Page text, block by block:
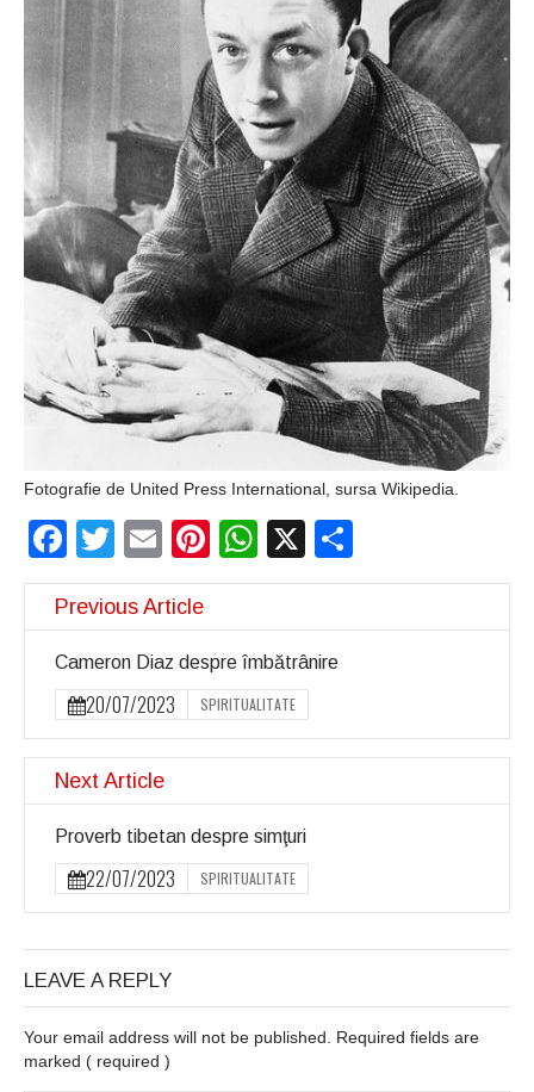
Fotografie de United Press International, sursa Wikipedia.
Facebook
Twitter
EmailPinterest
WhatsApp
X
Previous Article
Cameron Diaz despre îmbătrânire
20/07/2023 SPIRITUALITATE
Next Article
Proverb tibetan despre simţuri
22/07/2023 SPIRITUALITATE
LEAVE A REPLY
Your email address will not be published. Required fields are
marked ( required )